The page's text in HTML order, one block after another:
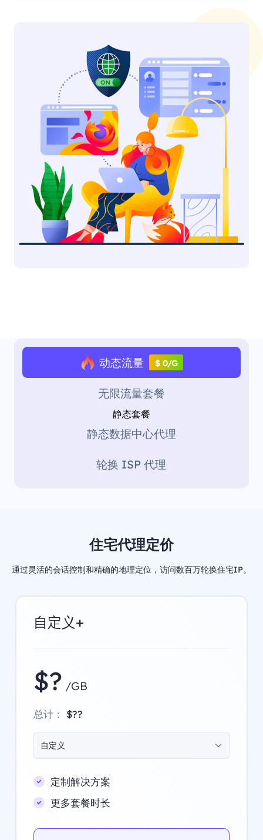
动态流量 $ 0/G
无限流量套餐
静态套餐
静态数据中心代理
轮换 ISP 代理
住宅代理定价
通过灵活的会话控制和精确的地理定位，访问数百万轮换住宅IP。
自定义+
$? /GB
总计： $??
自定义
定制解决方案
更多套餐时长